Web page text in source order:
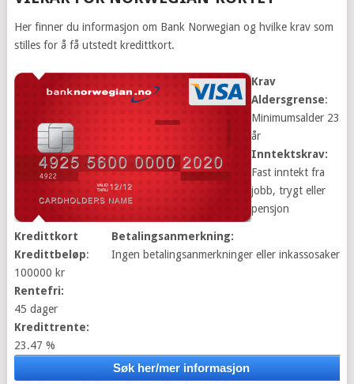
Her finner du informasjon om Bank Norwegian og hvilke krav som
stilles for å få utstedt kredittkort.
Kredittkort
Kredittbeløp:
100000 kr
Rentefri:
45 dager
Kredittrente:
23.47 %
Krav
Aldersgrense:
Minimumsalder 23
år
Inntektskrav:
Fast inntekt fra
jobb, trygt eller
pensjon
Betalingsanmerkning:
Ingen betalingsanmerkninger eller inkassosaker
Søk her/mer informasjon